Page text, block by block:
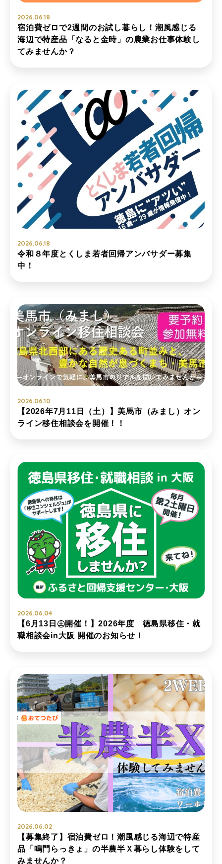
2026.06.18
宿泊費ゼロで2週間のお試し暮らし！潮風感じる
海辺で特産品「なると金時」の農業お仕事体験し
てみませんか？
2026.06.18
令和８年度とくしま若者回帰アンバサダー募集
中！
2026.06.10
【2026年7月11日（土）】美馬市（みまし）オン
ライン移住相談会を開催！！
2026.06.04
【6月13日㊏開催！】2026年度 徳島県移住・就
職相談会in大阪 開催のお知らせ！
2026.06.02
【募集終了】宿泊費ゼロ！潮風感じる海辺で特産
品「鳴門らっきょ」の半農半Ｘ暮らし体験をして
みませんか？